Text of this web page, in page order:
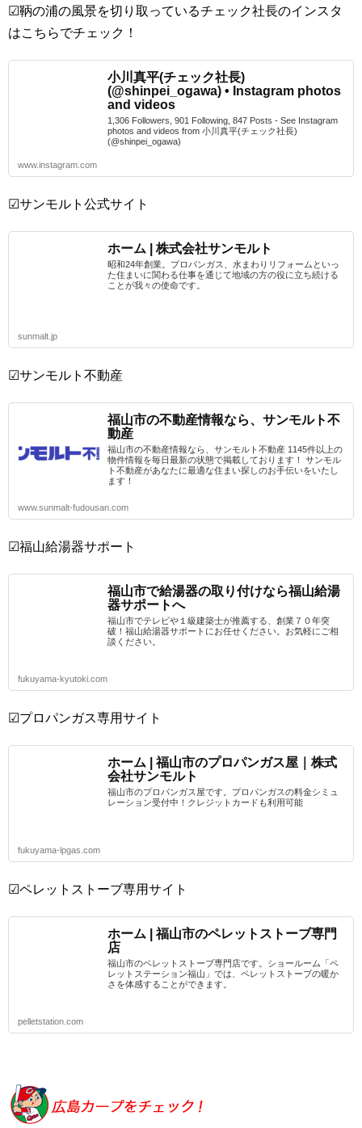
☑鞆の浦の風景を切り取っているチェック社長のインスタ
はこちらでチェック！
小川真平(チェック社長)
(@shinpei_ogawa) • Instagram photos
and videos
1,306 Followers, 901 Following, 847 Posts - See Instagram
photos and videos from 小川真平(チェック社長)
(@shinpei_ogawa)
www.instagram.com
☑サンモルト公式サイト
ホーム | 株式会社サンモルト
昭和24年創業。プロパンガス、水まわりリフォームといっ
た住まいに関わる仕事を通じて地域の方の役に立ち続ける
ことが我々の使命です。
sunmalt.jp
☑サンモルト不動産
福山市の不動産情報なら、サンモルト不
動産
福山市の不動産情報なら、サンモルト不動産 1145件以上の
物件情報を毎日最新の状態で掲載しております！ サンモル
ト不動産があなたに最適な住まい探しのお手伝いをいたし
ます！
www.sunmalt-fudousan.com
☑福山給湯器サポート
福山市で給湯器の取り付けなら福山給湯
器サポートへ
福山市でテレビや１級建築士が推薦する、創業７０年突
破！福山給湯器サポートにお任せください。お気軽にご相
談ください。
fukuyama-kyutoki.com
☑プロパンガス専用サイト
ホーム | 福山市のプロパンガス屋｜株式
会社サンモルト
福山市のプロパンガス屋です。プロパンガスの料金シミュ
レーション受付中！クレジットカードも利用可能
fukuyama-lpgas.com
☑ペレットストーブ専用サイト
ホーム | 福山市のペレットストーブ専門
店
福山市のペレットストーブ専門店です。ショールーム「ペ
レットステーション福山」では、ペレットストーブの暖か
さを体感することができます。
pelletstation.com